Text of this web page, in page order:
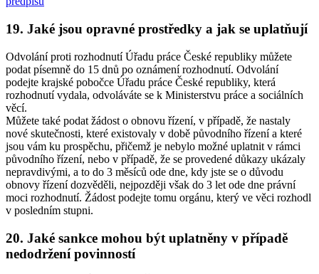
19. Jaké jsou opravné prostředky a jak se uplatňují
Odvolání proti rozhodnutí Úřadu práce České republiky můžete
podat písemně do 15 dnů po oznámení rozhodnutí. Odvolání
podejte krajské pobočce Úřadu práce České republiky, která
rozhodnutí vydala, odvoláváte se k Ministerstvu práce a sociálních
věcí.
Můžete také podat žádost o obnovu řízení, v případě, že nastaly
nové skutečnosti, které existovaly v době původního řízení a které
jsou vám ku prospěchu, přičemž je nebylo možné uplatnit v rámci
původního řízení, nebo v případě, že se provedené důkazy ukázaly
nepravdivými, a to do 3 měsíců ode dne, kdy jste se o důvodu
obnovy řízení dozvěděli, nejpozději však do 3 let ode dne právní
moci rozhodnutí. Žádost podejte tomu orgánu, který ve věci rozhodl
v posledním stupni.
20. Jaké sankce mohou být uplatněny v případě
nedodržení povinností